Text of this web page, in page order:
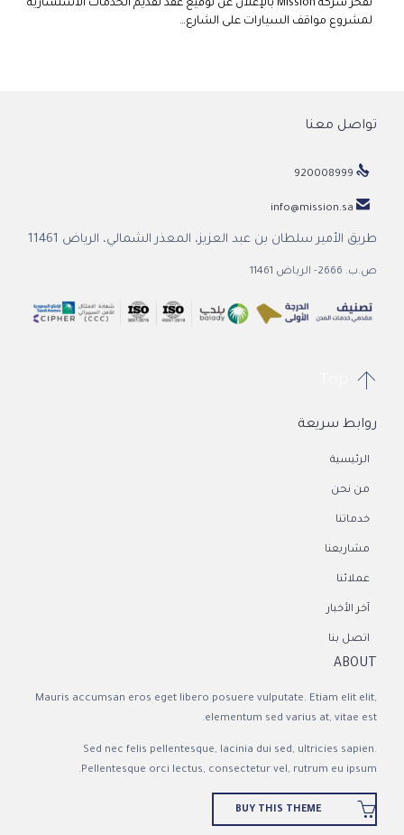
تفخر شركة Mission بالإعلان عن توقيع عقد تقديم الخدمات الاستشارية
لمشروع مواقف السيارات على الشارع…
تواصل معنا


طريق الأمير سلطان بن عبد العزيز، المعذر الشمالي، الرياض 11461
ص.ب. 2666- الرياض 11461

روابط سريعة
الرئيسية
من نحن
خدماتنا
مشاريعنا
عملائنا
آخر الأخبار
اتصل بنا
ABOUT
Mauris accumsan eros eget libero posuere vulputate. Etiam elit elit,
elementum sed varius at, vitae est.
Sed nec felis pellentesque, lacinia dui sed, ultricies sapien.
Pellentesque orci lectus, consectetur vel, rutrum eu ipsum.

BUY THIS THEME